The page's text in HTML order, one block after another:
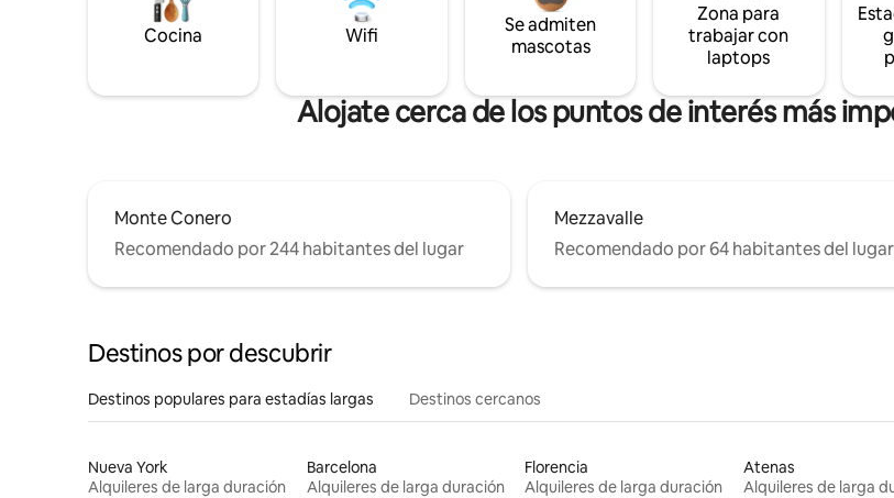
Cocina Wifi
Se admiten
mascotas
Zona para
trabajar con
laptops
Alojate cerca de los puntos de interés más
Monte Conero
Recomendado por 244 habitantes del lugar
Mezzavalle
Recomendado por 64 habitantes del lugar
Destinos por descubrir
Destinos populares para estadías largas Destinos cercanos
Nueva York
Alquileres de larga duración
Barcelona
Alquileres de larga duración
Florencia
Alquileres de larga duración
Atenas
Alquileres de larga